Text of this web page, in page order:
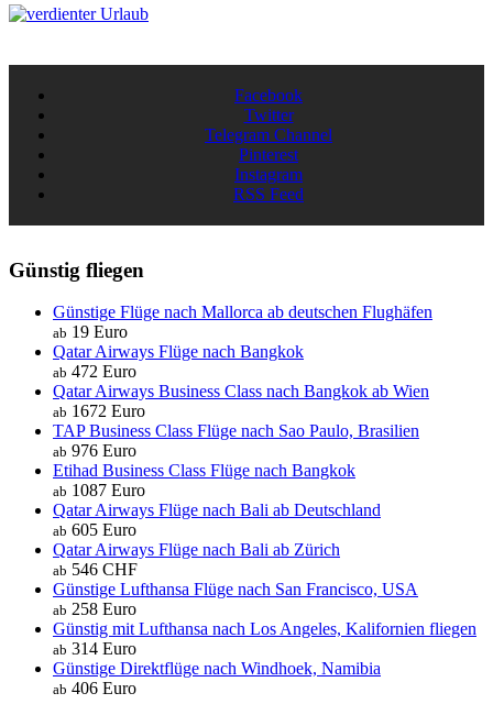
Facebook
Twitter
Telegram Channel
Pinterest
Instagram
RSS Feed
Günstig fliegen
Günstige Flüge nach Mallorca ab deutschen Flughäfen
ab 19 Euro
Qatar Airways Flüge nach Bangkok
ab 472 Euro
Qatar Airways Business Class nach Bangkok ab Wien
ab 1672 Euro
TAP Business Class Flüge nach Sao Paulo, Brasilien
ab 976 Euro
Etihad Business Class Flüge nach Bangkok
ab 1087 Euro
Qatar Airways Flüge nach Bali ab Deutschland
ab 605 Euro
Qatar Airways Flüge nach Bali ab Zürich
ab 546 CHF
Günstige Lufthansa Flüge nach San Francisco, USA
ab 258 Euro
Günstig mit Lufthansa nach Los Angeles, Kalifornien fliegen
ab 314 Euro
Günstige Direktflüge nach Windhoek, Namibia
ab 406 Euro